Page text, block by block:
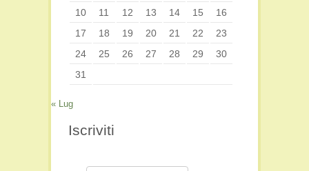
10
11 12 13 14 15
16
17
18 19 20 21 22
23
24
25 26 27 28 29
30
31
« Lug
Iscriviti